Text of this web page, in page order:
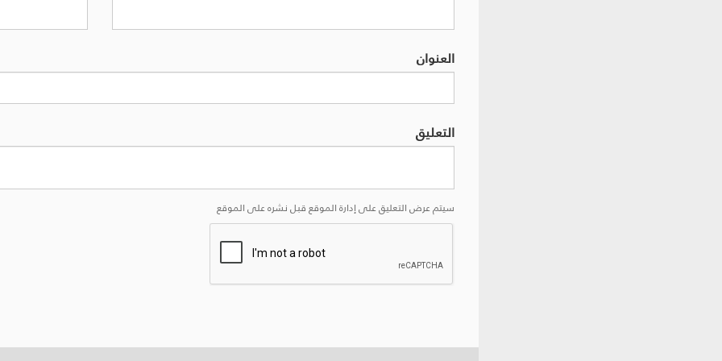
العنوان
التعليق
سيتم عرض التعليق على إدارة الموقع قبل نشره على الموقع